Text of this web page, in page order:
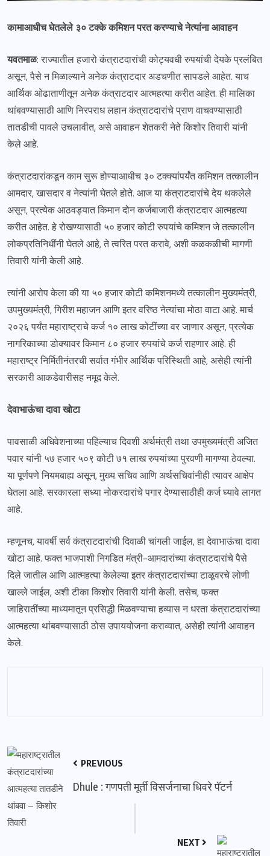
कामाआधीच घेतलेले ३० टक्के कमिशन परत करण्याचे नेत्यांना आवाहन
यवतमाळ: राज्यातील हजारो कंत्राटदारांची कोट्यवधी रुपयांची देयके प्रलंबित
असून, पैसे न मिळाल्याने अनेक कंत्राटदार अडचणीत सापडले आहेत. याच
आर्थिक ओढाताणीतून अनेक कंत्राटदार आत्महत्या करीत आहेत. ही मालिका
थांबवण्यासाठी आणि निरपराध लहान कंत्राटदारांचे प्राण वाचवण्यासाठी
तातडीची पावले उचलावीत, असे आवाहन शेतकरी नेते किशोर तिवारी यांनी
केले आहे.
कंत्राटदारांकडून काम सुरू होण्याआधीच ३० टक्क्यांपर्यंत कमिशन तत्कालीन
आमदार, खासदार व नेत्यांनी घेतले होते. आज या कंत्राटदारांचे देय थकलेले
असून, प्रत्येक आठवड्यात किमान दोन कर्जबाजारी कंत्राटदार आत्महत्या
करीत आहेत. हे रोखण्यासाठी ५० हजार कोटी रुपयांचे कमिशन जे तत्कालीन
लोकप्रतिनिधींनी घेतले आहे, ते त्वरित परत करावे, अशी कळकळीची मागणी
तिवारी यांनी केली आहे.
त्यांनी आरोप केला की या ५० हजार कोटी कमिशनमध्ये तत्कालीन मुख्यमंत्री,
उपमुख्यमंत्री, गिरीश महाजन आणि इतर वरिष्ठ नेत्यांचा मोठा वाटा आहे. मार्च
२०२६ पर्यंत महाराष्ट्राचे कर्ज १० लाख कोटींच्या वर जाणार असून, प्रत्येक
नागरिकाच्या डोक्यावर किमान ८० हजार रुपयांचे कर्ज राहणार आहे. ही
महाराष्ट्र निर्मितीनंतरची सर्वात गंभीर आर्थिक परिस्थिती आहे, असेही त्यांनी
सरकारी आकडेवारीसह नमूद केले.
देवाभाऊंचा दावा खोटा
पावसाळी अधिवेशनाच्या पहिल्याच दिवशी अर्थमंत्री तथा उपमुख्यमंत्री अजित
पवार यांनी ५७ हजार ५०९ कोटी ७१ लाख रुपयांच्या पुरवणी मागण्या ठेवल्या.
या पूर्णपणे नियमबाह्य असून, मुख्य सचिव आणि अर्थसचिवांनीही त्यावर आक्षेप
घेतला आहे. सरकारला सध्या नोकरदारांचे पगार देण्यासाठीही कर्ज घ्यावे लागत
आहे.
म्हणूनच, यावर्षी सर्व कंत्राटदारांची दिवाळी चांगली जाईल, हा देवाभाऊंचा दावा
खोटा आहे. फक्त भाजपाशी निगडित मंत्री-आमदारांच्या कंत्राटदारांचे पैसे
दिले जातील आणि आत्महत्या केलेल्या इतर कंत्राटदारांच्या टाळूवरचे लोणी
खाल्ले जाईल, अशी टीका किशोर तिवारी यांनी केली. तसेच, फक्त
जाहिरातींच्या माध्यमातून प्रसिद्धी मिळवण्याचा हव्यास न धरता कंत्राटदारांच्या
आत्महत्या थांबवण्यासाठी ठोस उपाययोजना कराव्यात, असेही त्यांनी आवाहन
केले.
PREVIOUS
Dhule : गणपती मूर्ती विसर्जनाचा धिवरे पॅटर्न
NEXT